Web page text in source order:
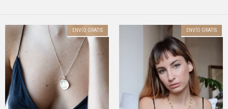
ENVÍO GRATIS ENVÍO GRATIS